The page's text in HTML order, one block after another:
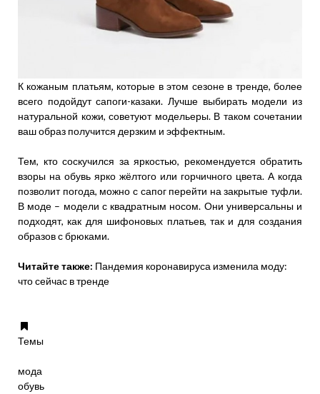
К кожаным платьям, которые в этом сезоне в тренде, более
всего подойдут сапоги-казаки. Лучше выбирать модели из
натуральной кожи, советуют модельеры. В таком сочетании
ваш образ получится дерзким и эффектным.
Тем, кто соскучился за яркостью, рекомендуется обратить
взоры на обувь ярко жёлтого или горчичного цвета. А когда
позволит погода, можно с сапог перейти на закрытые туфли.
В моде – модели с квадратным носом. Они универсальны и
подходят, как для шифоновых платьев, так и для создания
образов с брюками.
Читайте также: Пандемия коронавируса изменила моду:
что сейчас в тренде
Темы
мода
обувь